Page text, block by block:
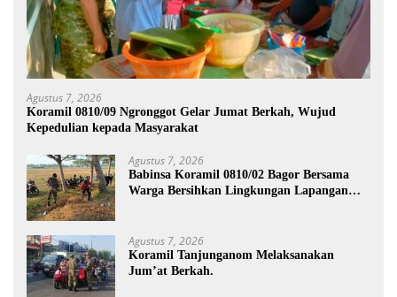
Agustus 7, 2026
Koramil 0810/09 Ngronggot Gelar Jumat Berkah, Wujud
Kepedulian kepada Masyarakat
Agustus 7, 2026
Babinsa Koramil 0810/02 Bagor Bersama
Warga Bersihkan Lingkungan Lapangan
Agustus 7, 2026
Koramil Tanjunganom Melaksanakan
Jum’at Berkah.